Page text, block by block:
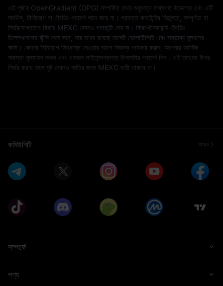
এই পৃষ্ঠায় OpenGradient (OPG) সম্পর্কিত তথ্য শুধুমাত্র তথ্যগত উদ্দেশ্যে এবং এটি
আর্থিক, বিনিয়োগ বা ট্রেডিং পরামর্শ গঠন করে না। প্রদত্ত কনটেন্টের নির্ভুলতা, সম্পূর্ণতা বা
নির্ভরযোগ্যতার বিষয়ে MEXC কোনও গ্যারান্টি দেয় না। ক্রিপ্টোকারেন্সি ট্রেডিং
উল্লেখযোগ্য ঝুঁকি বহন করে, যার মধ্যে রয়েছে মার্কেট ভোলাটিলিটি এবং সম্ভাব্য মূলধনের
ক্ষতি। কোনো বিনিয়োগ সিদ্ধান্ত নেওয়ার আগে নিজস্ব গবেষণা করুন, আপনার আর্থিক
অবস্থা মূল্যায়ন করুন এবং একজন লাইসেন্সপ্রাপ্ত উপদেষ্টার পরামর্শ নিন। এই তথ্যের উপর
নির্ভর করার ফলে সৃষ্ট কোনও ক্ষতির জন্য MEXC দায়ী থাকবে না।
কমিউনিটি আরও
সম্পর্কে
পণ্য